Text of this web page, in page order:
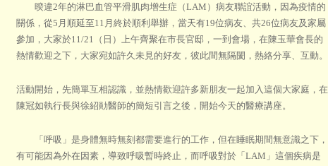
暌違2年的淋巴血管平滑肌肉增生症（LAM）病友聯誼活動，因為疫情的
關係，從5月順延至11月終於順利舉辦，當天有19位病友、共26位病友及家屬
參加，大家於11/21（日）上午齊聚在市長官邸，一到會場，在陳玉華會長的
熱情歡迎之下，大家宛如許久未見的好友，彼此間無隔閡，熱絡分享、互動。
活動開始，先簡單互相認識，並熱情歡迎許多新朋友一起加入這個大家庭，在
陳冠如執行長與徐紹勛醫師的簡短引言之後，開始今天的醫療講座。
「呼吸」是身體無時無刻都需要進行的工作，但在睡眠期間無意識之下，
有可能因為外在因素，導致呼吸暫時終止，而呼吸對於「LAM」這個疾病是